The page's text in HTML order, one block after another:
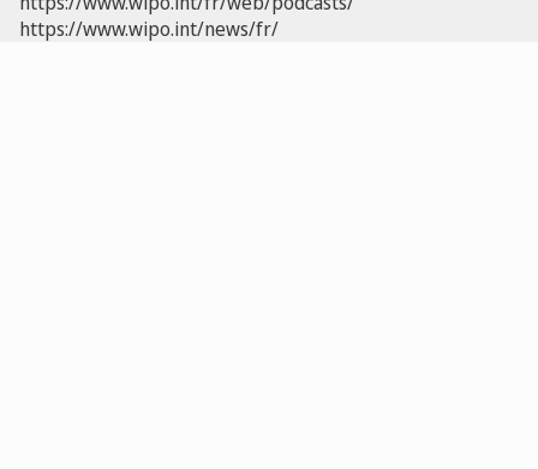
https://www.wipo.int/news/fr/